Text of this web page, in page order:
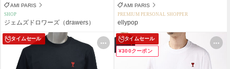
AMI PARIS
SHOP
ジェムズドロワーズ（drawers）
AMI PARIS
PREMIUM PERSONAL SHOPPER
ellypop
タイムセール タイムセール
¥300クーポン